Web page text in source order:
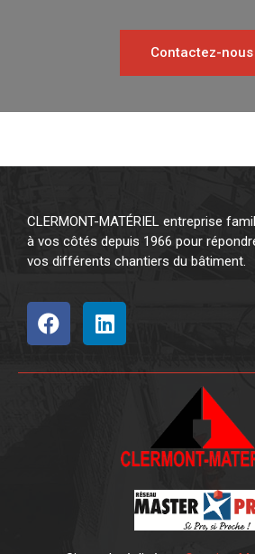
Contactez-nous
CLERMONT-MATÉRIEL entreprise
à vos côtés depuis 1966 pour
vos différents chantiers du bâtiment.